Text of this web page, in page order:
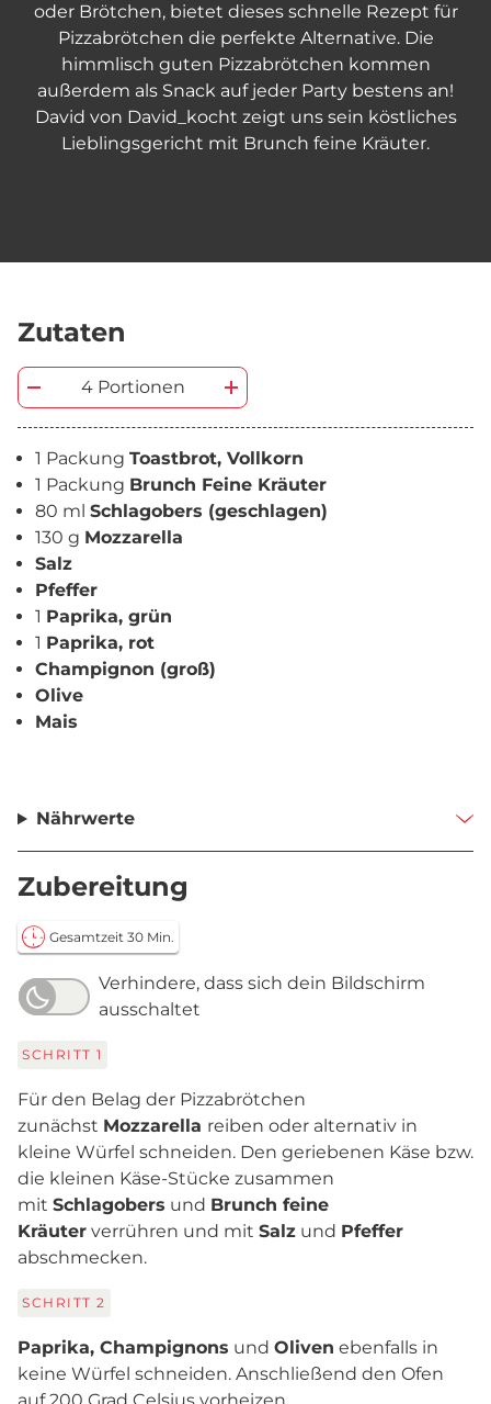
oder Brötchen, bietet dieses schnelle Rezept für
Pizzabrötchen die perfekte Alternative. Die
himmlisch guten Pizzabrötchen kommen
außerdem als Snack auf jeder Party bestens an!
David von David_kocht zeigt uns sein köstliches
Lieblingsgericht mit Brunch feine Kräuter.
Zutaten
4 Portionen
1 Packung Toastbrot, Vollkorn
1 Packung Brunch Feine Kräuter
80 ml Schlagobers (geschlagen)
130 g Mozzarella
Salz
Pfeffer
1 Paprika, grün
1 Paprika, rot
Champignon (groß)
Olive
Mais
Nährwerte
Zubereitung
Gesamtzeit 30 Min.
Verhindere, dass sich dein Bildschirm
ausschaltet
SCHRITT 1
Für den Belag der Pizzabrötchen
zunächst Mozzarella reiben oder alternativ in
kleine Würfel schneiden. Den geriebenen Käse bzw.
die kleinen Käse-Stücke zusammen
mit Schlagobers und Brunch feine
Kräuter verrühren und mit Salz und Pfeffer
abschmecken.
SCHRITT 2
Paprika, Champignons und Oliven ebenfalls in
keine Würfel schneiden. Anschließend den Ofen